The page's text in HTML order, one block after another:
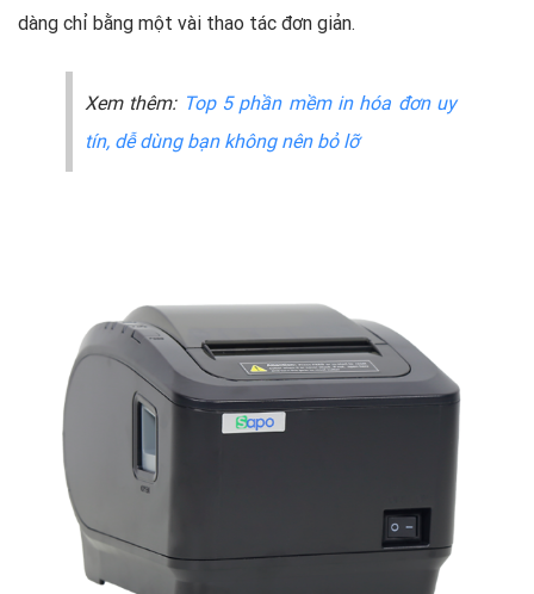
dàng chỉ bằng một vài thao tác đơn giản.
Xem thêm: Top 5 phần mềm in hóa đơn uy
tín, dễ dùng bạn không nên bỏ lỡ